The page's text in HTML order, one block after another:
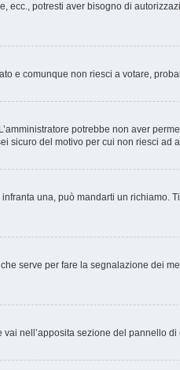
ecc., potresti aver bisogno di
e comunque non riesci a votare,
potrebbe non aver
sicuro del motivo per cui non riesci ad
una, può mandarti un richiamo.
serve per fare la segnalazione dei
nell’apposita sezione del pannello di